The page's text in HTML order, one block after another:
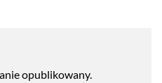
opublikowany.